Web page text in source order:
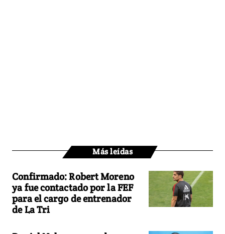
Más leídas
Confirmado: Robert Moreno
ya fue contactado por la FEF
para el cargo de entrenador
de La Tri